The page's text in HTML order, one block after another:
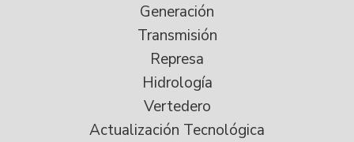
Generación
Transmisión
Represa
Hidrología
Vertedero
Actualización Tecnológica